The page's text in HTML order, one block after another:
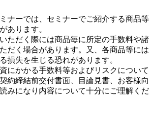
ナーでは、セミナーでご紹介する商品等
あります。
ただく際には商品毎に所定の手数料や諸
だく場合があります。又、各商品等には
損失を生じる恐れがあります。
にかかる手数料等およびリスクについて
約締結前交付書面、目論見書、お客様向
みになり内容について十分にご理解くだ